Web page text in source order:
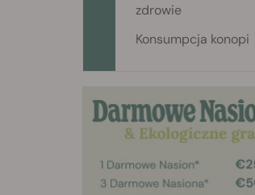
zdrowie
Konsumpcja konopi